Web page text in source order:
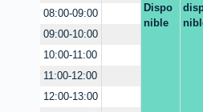
Dispo
nible
08:00-09:00
09:00-10:00
10:00-11:00
11:00-12:00
12:00-13:00